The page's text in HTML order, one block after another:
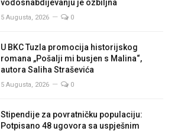
vodosnabdijevanju je ozbiljna
5 Augusta, 2026 0
U BKC Tuzla promocija historijskog
romana „Pošalji mi busjen s Malina“,
autora Saliha Straševića
5 Augusta, 2026 0
Stipendije za povratničku populaciju:
Potpisano 48 ugovora sa uspješnim